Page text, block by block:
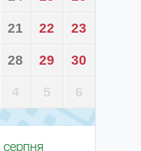
21 22 23
28 29 30
4 5 6
серпня